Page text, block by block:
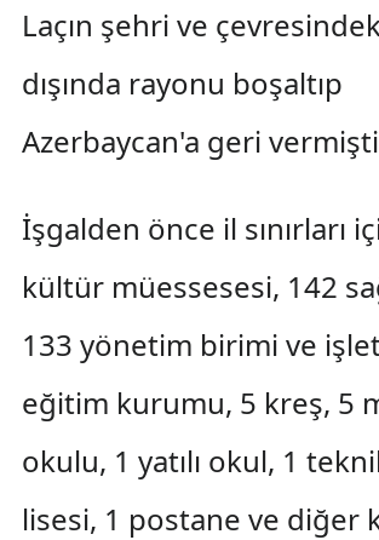
Laçın şehri ve
dışında rayonu boşaltıp
Azerbaycan'a geri
İşgalden önce il sınırları
kültür müessesesi, 142
133 yönetim birimi ve
eğitim kurumu, 5 kreş, 5
okulu, 1 yatılı okul, 1
lisesi, 1 postane ve diğer